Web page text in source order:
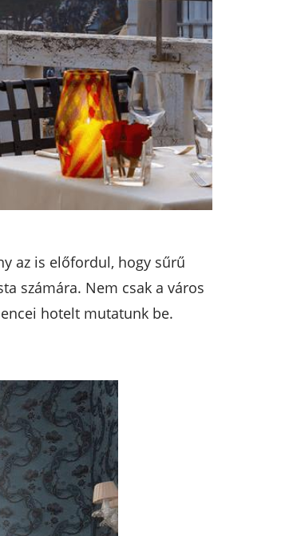
az is előfordul, hogy sűrű
számára. Nem csak a város
hotelt mutatunk be.